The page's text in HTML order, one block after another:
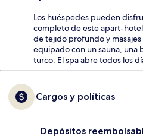
Los huéspedes pueden
completo de este apart-
de tejido profundo y
equipado con un sauna, una
turco. El spa abre todos los
Cargos y políticas
Depósitos